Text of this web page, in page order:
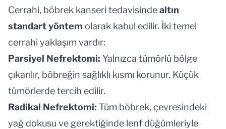
Cerrahi, böbrek kanseri tedavisindealtın
standart yöntem olarak kabul edilir. İki temel
cerrahi yaklaşım vardır:
Parsiyel Nefrektomi: Yalnızca tümörlü bölge
çıkarılır, böbreğin sağlıklı kısmı korunur. Küçük
tümörlerde tercih edilir.
Radikal Nefrektomi: Tüm böbrek, çevresindeki
yağ dokusu ve gerektiğinde lenf düğümleriyle